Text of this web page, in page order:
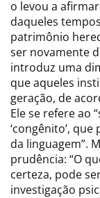
o levou a
daqueles
patrimônio
ser novamente
introduz uma
que aqueles
geração, de
Ele se refere ao
‘congênito’,
da linguagem”.
prudência: “O
certeza, pode
investigação